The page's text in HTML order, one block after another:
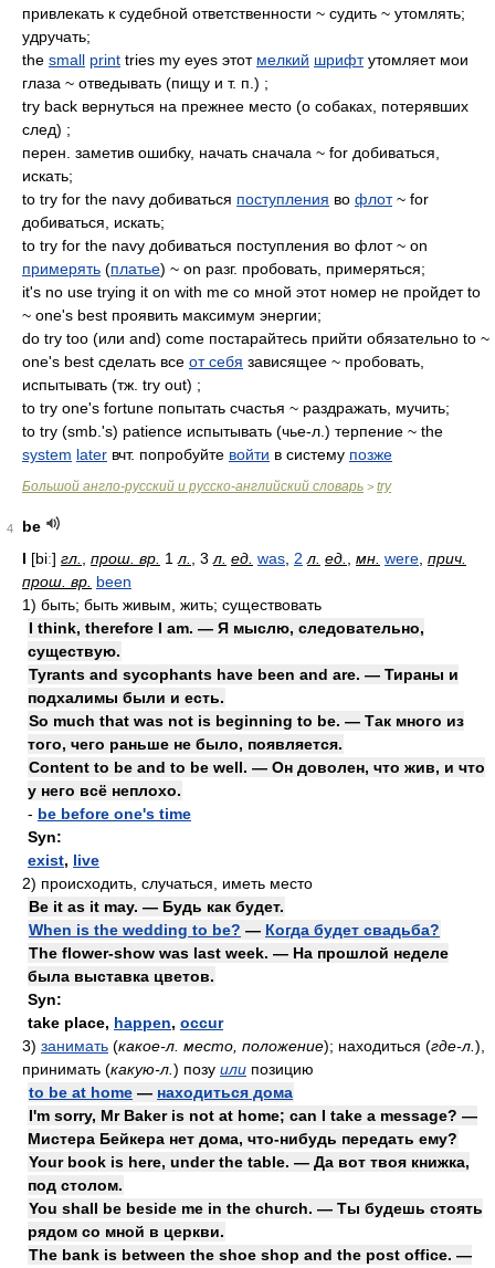
привлекать к судебной ответственности ~ судить ~ утомлять;
удручать;
the small print tries my eyes этот мелкий шрифтутомляет мои
глаза ~ отведывать (пищу и т. п.) ;
try back вернуться на прежнее место (о собаках, потерявших
след) ;
перен. заметив ошибку, начать сначала ~ for добиваться,
искать;
to try for the navy добиваться поступления во флот~ for
добиваться, искать;
to try for the navy добиваться поступления во флот ~ on
примерять (платье) ~ on разг. пробовать, примеряться;
it's no use trying it on with me со мной этот номер не пройдет to
~ one's best проявить максимум энергии;
do try too (или and) come постарайтесь прийти обязательно to ~
one's best сделать все от себя зависящее ~ пробовать,
испытывать (тж. try out) ;
to try one's fortune попытать счастья ~ раздражать, мучить;
to try (smb.'s) patience испытывать (чье-л.) терпение ~ the
system later вчт. попробуйте войти в систему позже
Большой англо-русский и русско-английский словарь > try
4
be
I [biː] гл. прош. вр. 1 л. , 3 л. ед. was 2 л. ед. мн. were прич.
прош. вр. been
1) быть; быть живым, жить; существовать
I think, therefore I am. — Я мыслю, следовательно,
существую.
Tyrants and sycophants have been and are. — Тираны и
подхалимы были и есть.
So much that was not is beginning to be. — Так много из
того, чего раньше не было, появляется.
Content to be and to be well. — Он доволен, что жив, и что
у него всё неплохо.
- be before one's time
Syn:
exist, live
2) происходить, случаться, иметь место
Be it as it may. — Будь как будет.
When is the wedding to be? — Когда будет свадьба?
The flower-show was last week. — На прошлой неделе
была выставка цветов.
Syn:
take place, happen, occur
3) занимать (какое-л. место, положение); находиться (где-л. )
принимать (какую-л. ) позу или позицию
to be at home — находиться дома
I'm sorry, Mr Baker is not at home; can I take a message? —
Мистера Бейкера нет дома, что-нибудь передать ему?
Your book is here, under the table. — Да вот твоя книжка,
под столом.
You shall be beside me in the church. — Ты будешь стоять
рядом со мной в церкви.
The bank is between the shoe shop and the post office. —